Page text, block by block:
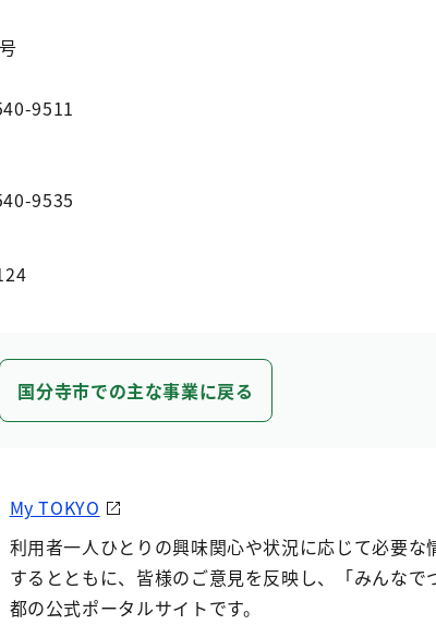
9511
9535
国分寺市での主な事業に戻る
My TOKYO
利用者一人ひとりの興味関心や状況に応じて必要な
するとともに、皆様のご意見を反映し、「みんなで
都の公式ポータルサイトです。